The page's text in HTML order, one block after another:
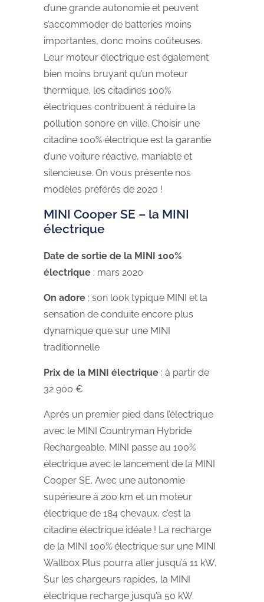
d’une grande autonomie et peuvent
s’accommoder de batteries moins
importantes, donc moins coûteuses.
Leur moteur électrique est également
bien moins bruyant qu’un moteur
thermique, les citadines 100%
électriques contribuent à réduire la
pollution sonore en ville. Choisir une
citadine 100% électrique est la garantie
d’une voiture réactive, maniable et
silencieuse. On vous présente nos
modèles préférés de 2020 !
MINI Cooper SE – la MINI
électrique
Date de sortie de la MINI 100%
électrique : mars 2020
On adore : son look typique MINI et la
sensation de conduite encore plus
dynamique que sur une MINI
traditionnelle
Prix de la MINI électrique : à partir de
32 900 €
Après un premier pied dans l’électrique
avec le MINI Countryman Hybride
Rechargeable, MINI passe au 100%
électrique avec le lancement de la MINI
Cooper SE. Avec une autonomie
supérieure à 200 km et un moteur
électrique de 184 chevaux, c’est la
citadine électrique idéale ! La recharge
de la MINI 100% électrique sur une MINI
Wallbox Plus pourra aller jusqu’à 11 kW.
Sur les chargeurs rapides, la MINI
électrique recharge jusqu’à 50 kW.